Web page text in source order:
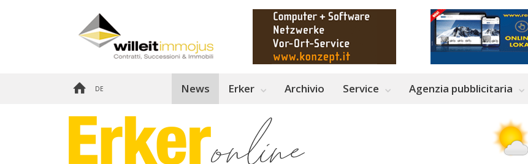
DE News Erker Archivio Service Agenzia pubblicitaria